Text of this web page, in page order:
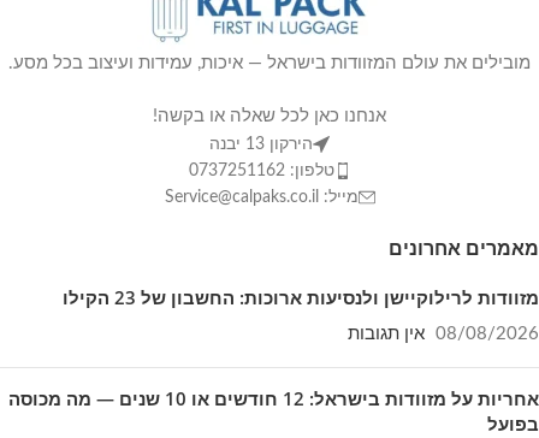
מובילים את עולם המזוודות בישראל — איכות, עמידות ועיצוב בכל מסע.
אנחנו כאן לכל שאלה או בקשה!
הירקון 13 יבנה
טלפון: 0737251162
מייל: Service@calpaks.co.il
מאמרים אחרונים
מזוודות לרילוקיישן ולנסיעות ארוכות: החשבון של 23 הקילו
08/08/2026 אין תגובות
אחריות על מזוודות בישראל: 12 חודשים או 10 שנים — מה מכוסה
בפועל